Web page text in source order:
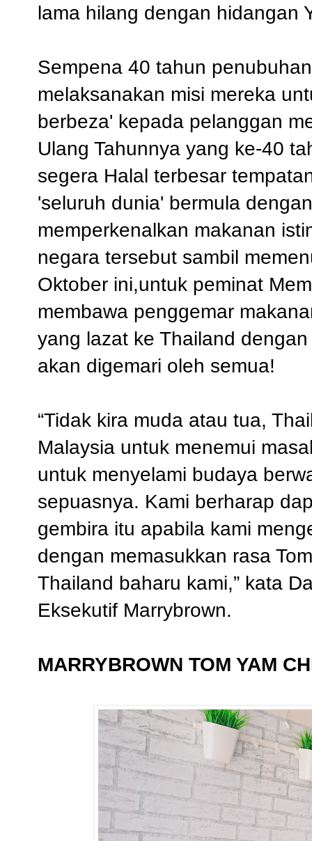
lama hilang dengan hidangan
Sempena 40 tahun
melaksanakan misi mereka
berbeza' kepada pelanggan
Ulang Tahunnya yang ke-40
segera Halal terbesar
'seluruh dunia' bermula
memperkenalkan makanan
negara tersebut sambil
Oktober ini,untuk peminat
membawa penggemar
yang lazat ke Thailand
akan digemari oleh semua!
“Tidak kira muda atau tua,
Malaysia untuk menemui
untuk menyelami budaya
sepuasnya. Kami berharap
gembira itu apabila kami
dengan memasukkan rasa
Thailand baharu kami,” kata
Eksekutif Marrybrown.
MARRYBROWN TOM YAM